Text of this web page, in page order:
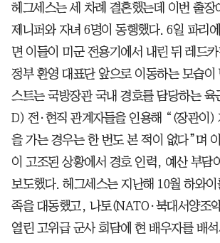
헤그세스는 세 차례 결혼했는데 이번 출장
제니퍼와 자녀 6명이 동행했다. 6일 파리
면 이들이 미군 전용기에서 내린 뒤 레드
정부 환영 대표단 앞으로 이동하는 모습이
스트는 국방장관 국내 경호를 담당하는
D) 전·현직 관계자들을 인용해 “(장관이)
을 가는 경우는 한 번도 본 적이 없다”며
이 고조된 상황에서 경호 인력, 예산 부담
보도했다. 헤그세스는 지난해 10월 하와
족을 대동했고, 나토(NATO·북대서양조
열린 고위급 군사 회담에 현 배우자를 배